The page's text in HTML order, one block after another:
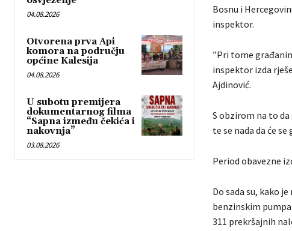
04.08.2026
Otvorena prva Api
komora na području
općine Kalesija
04.08.2026
U subotu premijera
dokumentarnog filma
“Sapna između čekića i
nakovnja”
03.08.2026
Bosnu i
inspektor.
”Pri tome
inspektor izda
Ajdinović.
S obzirom na to
te se nada da će
Period obavezne
Do sada su, kako
benzinskim
311 prekršajnih